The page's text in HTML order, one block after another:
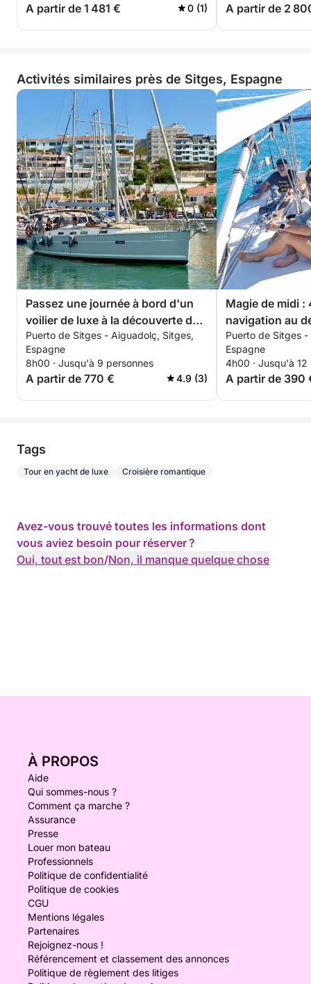
A partir de 1 481 € 0 (1) A partir de 2
Activités similaires près de Sitges, Espagne
Passez une journée à bord d'un
voilier de luxe à la découverte de
Sitges.
Puerto de Sitges - Aiguadolç, Sitges,
Espagne
8h00 · Jusqu'à 9 personnes
A partir de 770 € 4.9 (3)
Magie de midi :
navigation au
Sitges
Puerto de Sitges
Espagne
4h00 · Jusqu'à 12
A partir de 390
Tags
Tour en yacht de luxe Croisière romantique
Avez-vous trouvé toutes les informations dont
vous aviez besoin pour réserver ?
Oui, tout est bon/Non, il manque quelque chose
À PROPOS
Aide
Qui sommes-nous ?
Comment ça marche ?
Assurance
Presse
Louer mon bateau
Professionnels
Politique de confidentialité
Politique de cookies
CGU
Mentions légales
Partenaires
Rejoignez-nous !
Référencement et classement des annonces
Politique de règlement des litiges